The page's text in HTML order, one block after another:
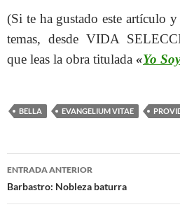
(Si te ha gustado este artículo
temas, desde VIDA
que leas la obra titulada «Yo
BELLA EVANGELIUM VITAE
Navegación
de
ENTRADA ANTERIOR
Barbastro: Nobleza baturra